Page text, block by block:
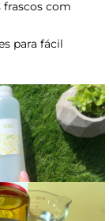
frascos com
para fácil